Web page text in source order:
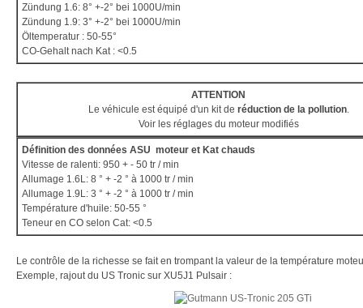
Zündung 1.6: 8° +-2° bei 1000U/min
Zündung 1.9: 3° +-2° bei 1000U/min
Öltemperatur : 50-55°
CO-Gehalt nach Kat : <0.5
ATTENTION
Le véhicule est équipé d'un kit de réduction de la pollution.
Voir les réglages du moteur modifiés
Définition des données ASU moteur et Kat chauds
Vitesse de ralenti: 950 + - 50 tr / min
Allumage 1.6L: 8 ° + -2 ° à 1000 tr / min
Allumage 1.9L: 3 ° + -2 ° à 1000 tr / min
Température d'huile: 50-55 °
Teneur en CO selon Cat: <0.5
Le contrôle de la richesse se fait en trompant la valeur de la température
Exemple, rajout du US Tronic sur XU5J1 Pulsair :